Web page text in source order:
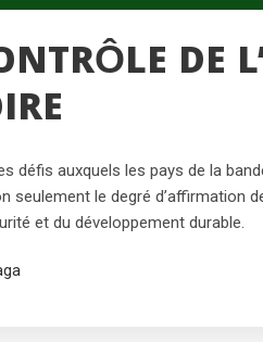
DE
auxquels les pays de la
le degré d’affirmation
et du développement durable.